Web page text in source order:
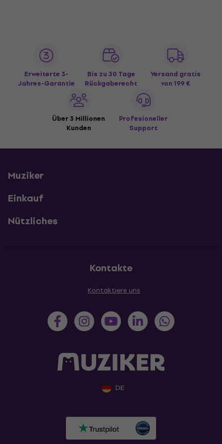
Erweiterte 3-
Jahres-Garantie
Bis zu 30 Tage
Rückgaberecht
Versand gratis
von 199 €
Über 3 Millionen
Kunden
Profesioneller
Support
Muziker
Einkauf
Nützliches
Kontakte
Kontaktiere uns
DE